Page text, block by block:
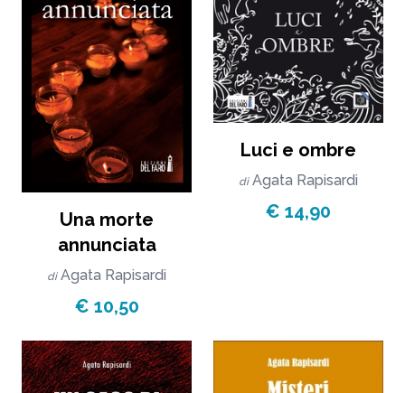
Una morte
annunciata
di Agata Rapisardi
€ 10,50
Luci e ombre
di Agata Rapisardi
€ 14,90